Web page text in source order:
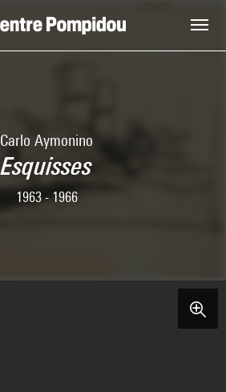
Carlo Aymonino
Esquisses
1963 - 1966